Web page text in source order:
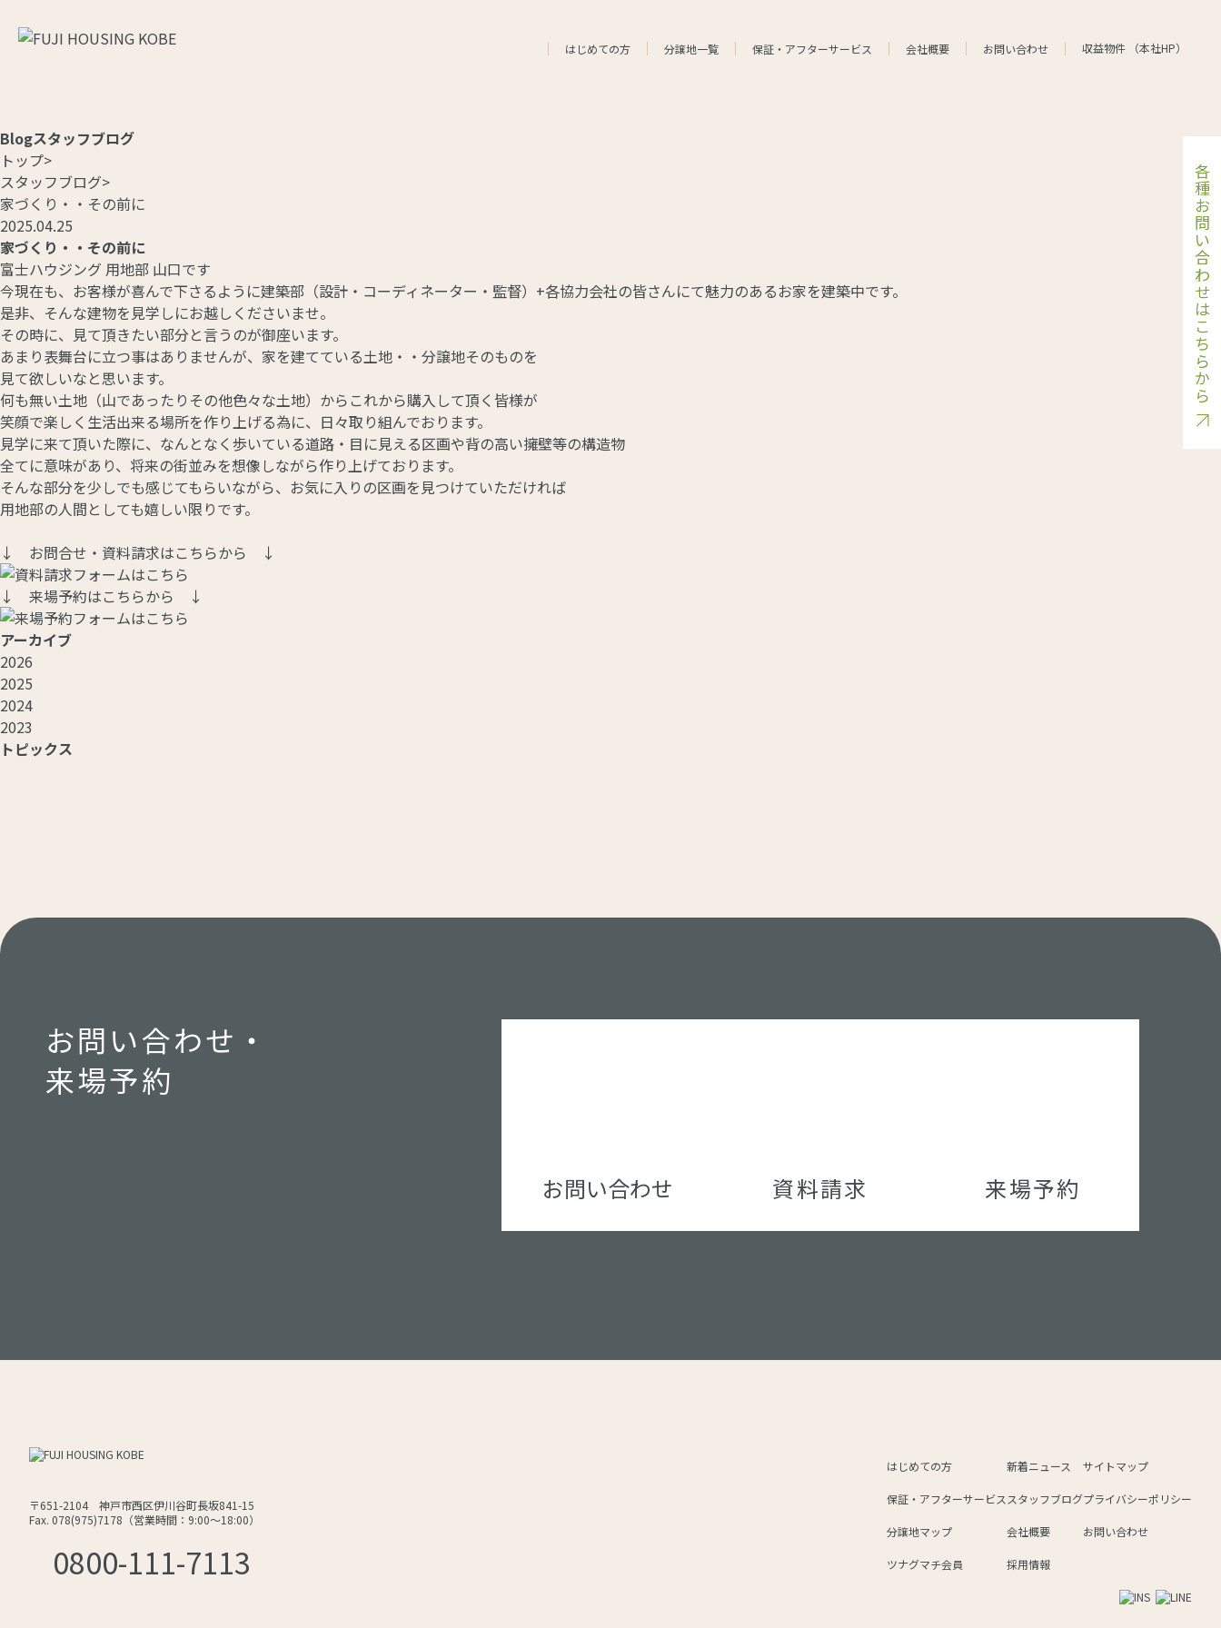
はじめての方 分譲地一覧 保証・アフターサービス 会社概要 お問い合わせ 収益物件（本社HP）
各
種
お
問
い
合
わ
せ
は
こ
ち
ら
か
ら
Blogスタッフブログ
トップ>
スタッフブログ>
家づくり・・その前に
2025.04.25
家づくり・・その前に
富士ハウジング 用地部 山口です
今現在も、お客様が喜んで下さるように建築部（設計・コーディネーター・監督）+各協力会社の皆さんにて魅力のあるお家を建築中です。
是非、そんな建物を見学しにお越しくださいませ。
その時に、見て頂きたい部分と言うのが御座います。
あまり表舞台に立つ事はありませんが、家を建てている土地・・分譲地そのものを
見て欲しいなと思います。
何も無い土地（山であったりその他色々な土地）からこれから購入して頂く皆様が
笑顔で楽しく生活出来る場所を作り上げる為に、日々取り組んでおります。
見学に来て頂いた際に、なんとなく歩いている道路・目に見える区画や背の高い擁壁等の構造物
全てに意味があり、将来の街並みを想像しながら作り上げております。
そんな部分を少しでも感じてもらいながら、お気に入りの区画を見つけていただければ
用地部の人間としても嬉しい限りです。
↓ お問合せ・資料請求はこちらから ↓
↓ 来場予約はこちらから ↓
アーカイブ
2026
2025
2024
2023
トピックス
お問い合わせ・
来場予約
お問い合わせ 資料請求 来場予約
〒651-2104 神戸市西区伊川谷町長坂841-15
Fax. 078(975)7178（営業時間：9:00～18:00）
0800-111-7113
はじめての方
保証・アフターサービス
分譲地マップ
ツナグマチ会員
新着ニュース
スタッフブログ
会社概要
採用情報
サイトマップ
プライバシーポリシー
お問い合わせ